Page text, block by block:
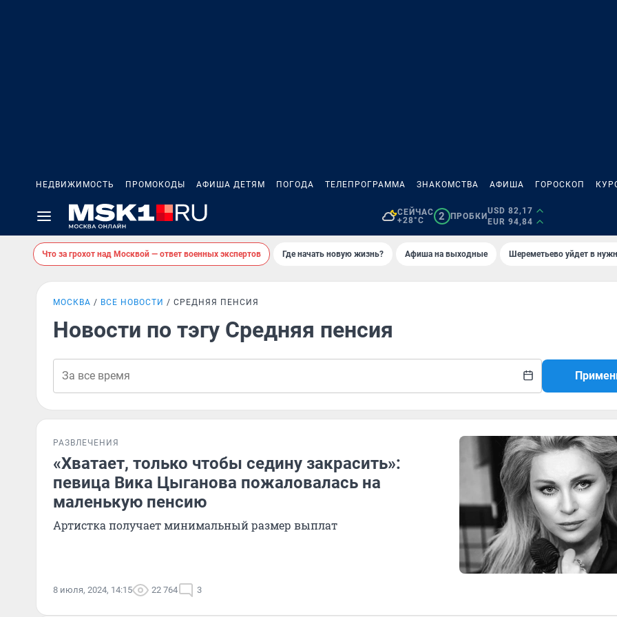
НЕДВИЖИМОСТЬ ПРОМОКОДЫ АФИША ДЕТЯМ ПОГОДА ТЕЛЕПРОГРАММА ЗНАКОМСТВА АФИША ГОРОСКОП
СЕЙЧАС
+28°C
2 ПРОБКИ
USD 82,17
EUR 94,84
Что за грохот над Москвой — ответ военных экспертов Где начать новую жизнь? Афиша на выходные Шереметьево уйдет в
МОСКВА ВСЕ НОВОСТИ СРЕДНЯЯ ПЕНСИЯ
Новости по тэгу Средняя пенсия
РАЗВЛЕЧЕНИЯ
«Хватает, только чтобы седину закрасить»:
певица Вика Цыганова пожаловалась на
маленькую пенсию
Артистка получает минимальный размер выплат
8 июля, 2024, 14:15 22 764 3